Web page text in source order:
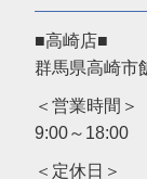
■高崎店■
群馬県高崎市
＜営業時間＞
9:00～18:00
＜定休日＞